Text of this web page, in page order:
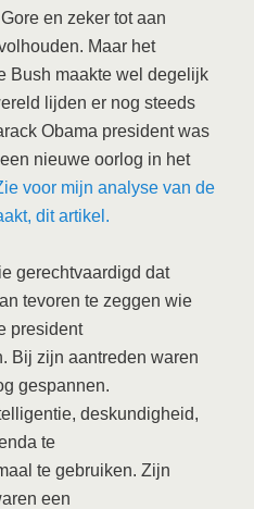
en zeker tot aan
Maar het
Bush maakte wel degelijk
lijden er nog steeds
Obama president was
nieuwe oorlog in het
voor mijn analyse van de
dit artikel.
gerechtvaardigd dat
tevoren te zeggen wie
president
Bij zijn aantreden waren
gespannen.
deskundigheid,
te
te gebruiken. Zijn
een